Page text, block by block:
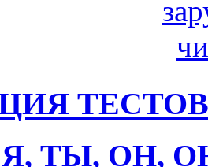
ТЕСТОВ
Я, ТЫ, ОН,